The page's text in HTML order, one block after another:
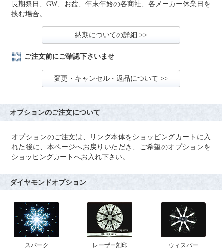
長期祭日、GW、お盆、年末年始の各商社、各メーカー休業日を
挟む場合。
納期についての詳細 >>
ご注文前にご確認下さいませ
変更・キャンセル・返品について >>
オプションのご注文について
オプションのご注文は、リング本体をショッピングカートに入
れた後に、本ページへお戻りいただき、ご希望のオプションを
ショッピングカートへお入れ下さい。
ダイヤモンドオプション
スパーク レーザー刻印 ウィスパー